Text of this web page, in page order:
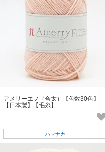
アメリーエフ（合太）【色数30色】
【日本製】【毛糸】
ハマナカ